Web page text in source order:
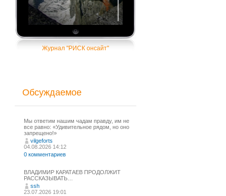
Журнал "РИСК онсайт"
Обсуждаемое
Мы ответим нашим чадам правду, им не
все равно: «Удивительное рядом, но оно
запрещено!»
vilgeforts
04.08.2026 14:12
0 комментариев
ВЛАДИМИР КАРАТАЕВ ПРОДОЛЖИТ
РАССКАЗЫВАТЬ…
ssh
23.07.2026 19:01